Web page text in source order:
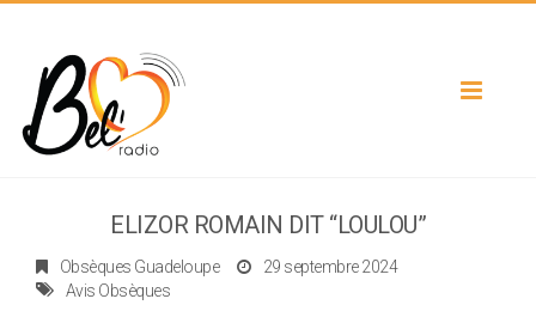
Toggle
ELIZOR ROMAIN DIT “LOULOU”
Obsèques Guadeloupe
29 septembre 2024
Avis Obsèques